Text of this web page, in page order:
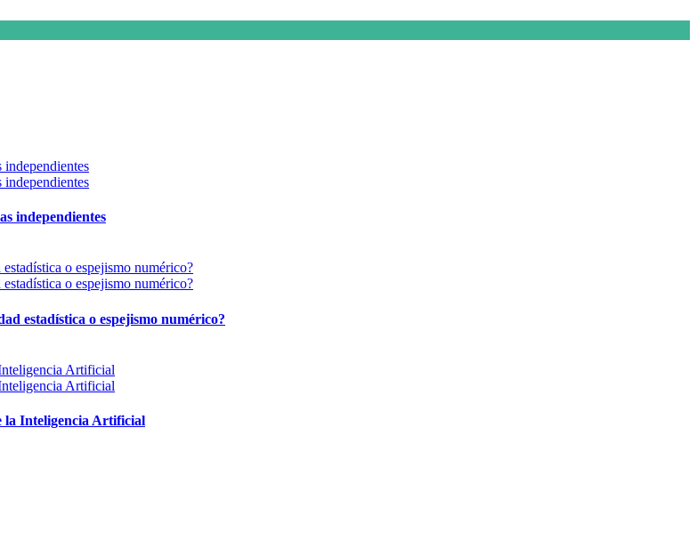
independientes
estadística o espejismo numérico?
la Inteligencia Artificial